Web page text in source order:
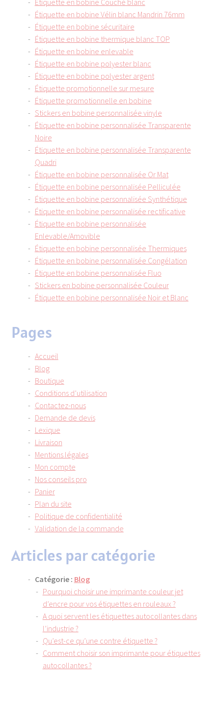
Étiquette en bobine Couché blanc
Étiquette en bobine Vélin blanc Mandrin 76mm
Étiquette en bobine sécuritaire
Étiquette en bobine thermique blanc TOP
Étiquette en bobine enlevable
Étiquette en bobine polyester blanc
Étiquette en bobine polyester argent
Étiquette promotionnelle sur mesure
Étiquette promotionnelle en bobine
Stickers en bobine personnalisée vinyle
Étiquette en bobine personnalisée Transparente
Noire
Étiquette en bobine personnalisée Transparente
Quadri
Étiquette en bobine personnalisée Or Mat
Étiquette en bobine personnalisée Pelliculée
Étiquette en bobine personnalisée Synthétique
Étiquette en bobine personnalisée rectificative
Étiquette en bobine personnalisée
Enlevable/Amovible
Étiquette en bobine personnalisée Thermiques
Étiquette en bobine personnalisée Congélation
Étiquette en bobine personnalisée Fluo
Stickers en bobine personnalisée Couleur
Étiquette en bobine personnalisée Noir et Blanc
Pages
Accueil
Blog
Boutique
Conditions d’utilisation
Contactez-nous
Demande de devis
Lexique
Livraison
Mentions légales
Mon compte
Nos conseils pro
Panier
Plan du site
Politique de confidentialité
Validation de la commande
Articles par catégorie
Catégorie : Blog
Pourquoi choisir une imprimante couleur jet
d’encre pour vos étiquettes en rouleaux ?
A quoi servent les étiquettes autocollantes dans
l’industrie ?
Qu’est-ce qu’une contre étiquette ?
Comment choisir son imprimante pour étiquettes
autocollantes ?